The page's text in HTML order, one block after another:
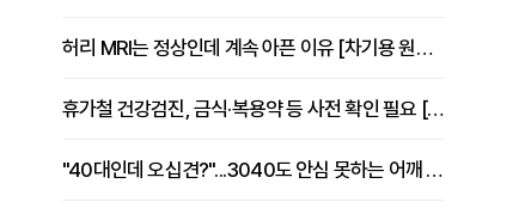
허리 MRI는 정상인데 계속 아픈 이유 [차기용 원장 칼럼]
휴가철 건강검진, 금식·복용약 등 사전 확인 필요 [정도감 원장 칼럼]
"40대인데 오십견?"...3040도 안심 못하는 어깨 유착성 관절낭염